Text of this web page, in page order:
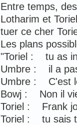
Entre temps,
Lotharim et
tuer ce cher
Les plans
"Toriel : tu as
Umbre : il a
Umbre : C'est
Bowj : Non il
Toriel : Frank
Toriel : tu sais